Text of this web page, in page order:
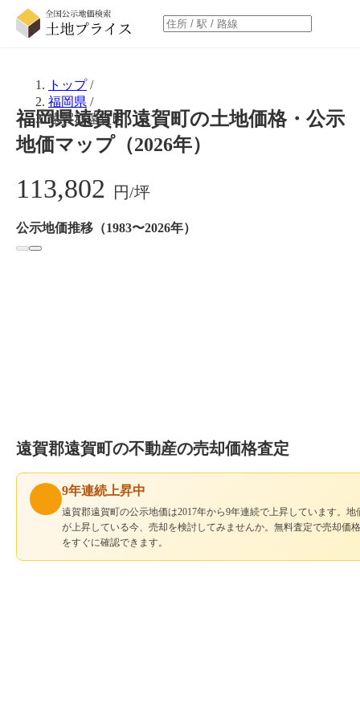
トップ/
福岡県 /
遠賀郡遠賀町
福岡県遠賀郡遠賀町の土地価格・公示
地価マップ（2026年）
113,802 円/坪
公示地価推移（1983〜2026年）
遠賀郡遠賀町の不動産の売却価格査定
9年連続上昇中
遠賀郡遠賀町の公示地価は2017年から9年連続で上昇しています。地
が上昇している今、売却を検討してみませんか。無料査定で売却価格
をすぐに確認できます。